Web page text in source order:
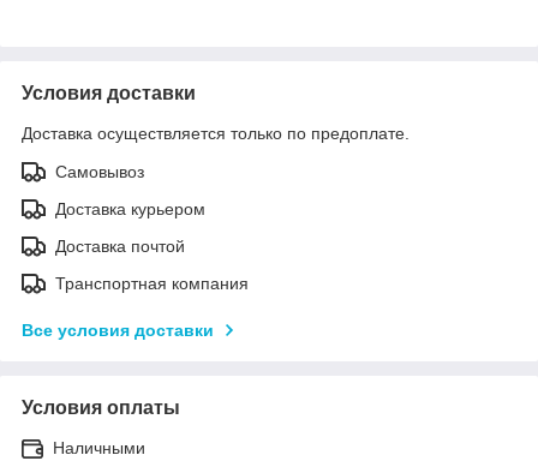
Условия доставки
Доставка осуществляется только по предоплате.
Самовывоз
Доставка курьером
Доставка почтой
Транспортная компания
Все условия доставки
Условия оплаты
Наличными